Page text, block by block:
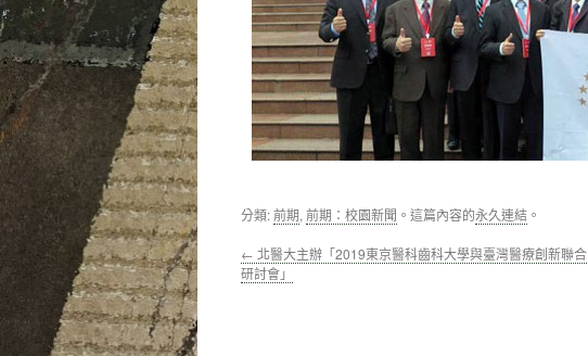
分類:前期, 前期：校園新聞 。這篇內容的永久連結 。
← 北醫大主辦「2019東京醫科齒科大學與臺灣醫療創新聯合
研討會」